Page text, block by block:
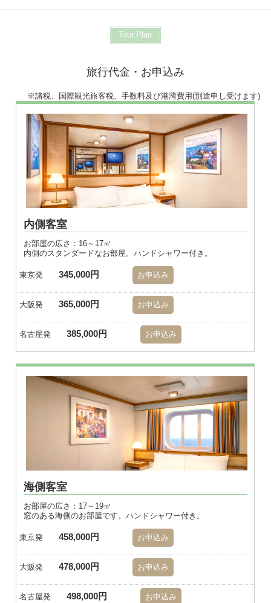
Tour Plan
旅行代金・お申込み
※諸税、国際観光旅客税、手数料及び港湾費用(別途申し受けます)
※画像はダブル
内側客室
お部屋の広さ：16～17㎡
内側のスタンダードなお部屋。ハンドシャワー付き。
東京発 345,000円 お申込み
大阪発 365,000円 お申込み
名古屋発 385,000円 お申込み
※画像はダブル
海側客室
お部屋の広さ：17～19㎡
窓のある海側のお部屋です。ハンドシャワー付き。
東京発 458,000円 お申込み
大阪発 478,000円 お申込み
名古屋発 498,000円 お申込み